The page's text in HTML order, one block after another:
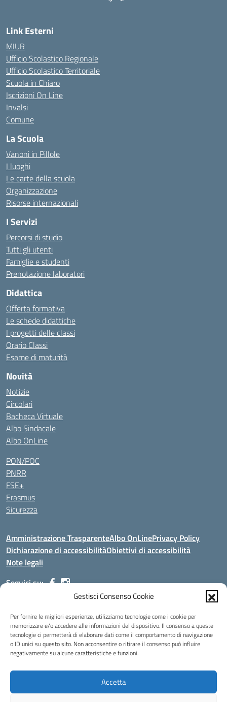
Gestisci Consenso Cookie
Per fornire le migliori esperienze, utilizziamo tecnologie come i cookie per
memorizzare e/o accedere alle informazioni del dispositivo. Il consenso a queste
tecnologie ci permetterà di elaborare dati come il comportamento di navigazione
o ID unici su questo sito. Non acconsentire o ritirare il consenso può influire
negativamente su alcune caratteristiche e funzioni.
Accetta
Link Esterni
MIUR
Ufficio Scolastico Regionale
Ufficio Scolastico Territoriale
Scuola in Chiaro
Iscrizioni On Line
Invalsi
Comune
La Scuola
Vanoni in Pillole
I luoghi
Le carte della scuola
Organizzazione
Risorse internazionali
I Servizi
Percorsi di studio
Tutti gli utenti
Famiglie e studenti
Prenotazione laboratori
Didattica
Offerta formativa
Le schede didattiche
I progetti delle classi
Orario Classi
Esame di maturità
Novità
Notizie
Circolari
Bacheca Virtuale
Albo Sindacale
Albo OnLine
PON/POC
PNRR
FSE+
Erasmus
Sicurezza
Amministrazione TrasparenteAlbo OnLinePrivacy Policy
Dichiarazione di accessibilitàObiettivi di accessibilità
Note legali
Seguici su:
Indirizzo:Via Malagrida, 3 - 22017 Menaggio (CO)
Centralino:+39 0344.32.539 Email:cois00100g@istruzione.it
Posta elettronica certificata (PEC):cois00100g@pec.istruzione.it
Codice fiscale: 84004690131
Codice Indice delle Pubbliche Amministrazioni (IPA): istsc_cois00100g
Codice unico di fatturazione (CUF): UFMDNA